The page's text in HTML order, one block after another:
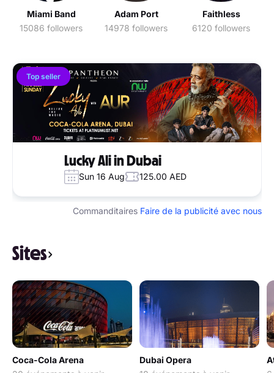
Miami Band
15086 followers
Adam Port
14978 followers
Faithless
6120 followers
Top seller
Lucky Ali in Dubai
Sun 16 Aug 125.00 AED
Commanditaires Faire de la publicité avec nous
Sites
Coca-Cola Arena
Dubai Opera